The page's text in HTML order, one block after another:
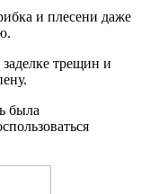
и плесени даже
трещин и
была